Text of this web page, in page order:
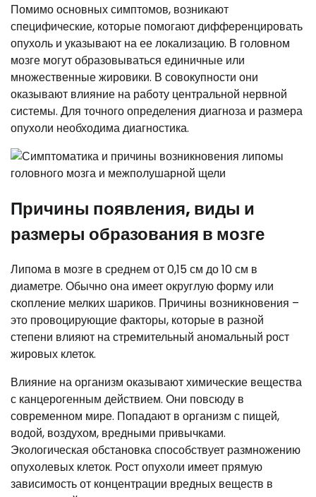
Помимо основных симптомов, возникают
специфические, которые помогают дифференцировать
опухоль и указывают на ее локализацию. В головном
мозге могут образовываться единичные или
множественные жировики. В совокупности они
оказывают влияние на работу центральной нервной
системы. Для точного определения диагноза и размера
опухоли необходима диагностика.
Причины появления, виды и
размеры образования в мозге
Липома в мозге в среднем от 0,15 см до 10 см в
диаметре. Обычно она имеет округлую форму или
скопление мелких шариков. Причины возникновения –
это провоцирующие факторы, которые в разной
степени влияют на стремительный аномальный рост
жировых клеток.
Влияние на организм оказывают химические вещества
с канцерогенным действием. Они повсюду в
современном мире. Попадают в организм с пищей,
водой, воздухом, вредными привычками.
Экологическая обстановка способствует размножению
опухолевых клеток. Рост опухоли имеет прямую
зависимость от концентрации вредных веществ в